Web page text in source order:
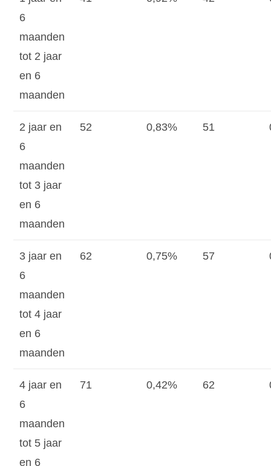
6
maanden
tot 2 jaar
en 6
maanden
2 jaar en
6
maanden
tot 3 jaar
en 6
maanden
52 0,83% 51
3 jaar en
6
maanden
tot 4 jaar
en 6
maanden
62 0,75% 57
4 jaar en
6
maanden
tot 5 jaar
en 6
71 0,42% 62